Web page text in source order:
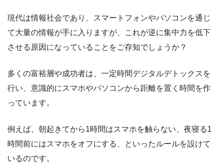
現代は情報社会であり、スマートフォンやパソコンを通じ
て大量の情報が手に入りますが、これが逆に集中力を低下
させる原因になっていることをご存知でしょうか？
多くの富裕層や成功者は、一定時間デジタルデトックスを
行い、意識的にスマホやパソコンから距離を置く時間を作
っています。
例えば、朝起きてから1時間はスマホを触らない、夜寝る1
時間前にはスマホをオフにする、といったルールを設けて
いるのです。